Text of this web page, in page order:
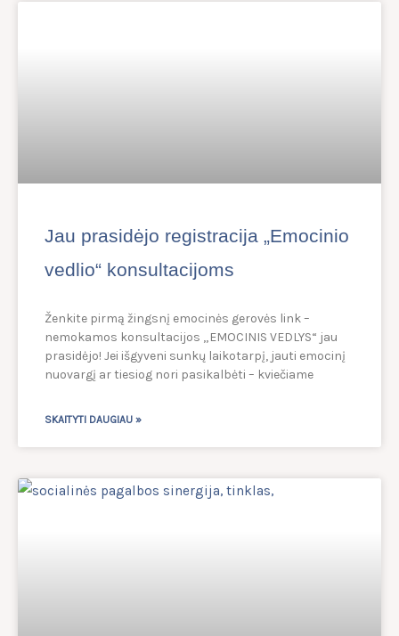
Jau prasidėjo registracija „Emocinio
vedlio“ konsultacijoms
Ženkite pirmą žingsnį emocinės gerovės link –
nemokamos konsultacijos „EMOCINIS VEDLYS“ jau
prasidėjo! Jei išgyveni sunkų laikotarpį, jauti emocinį
nuovargį ar tiesiog nori pasikalbėti – kviečiame
SKAITYTI DAUGIAU »